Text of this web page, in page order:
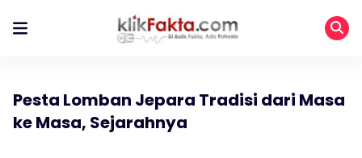
Pesta Lomban Jepara Tradisi dari Masa
ke Masa, Sejarahnya